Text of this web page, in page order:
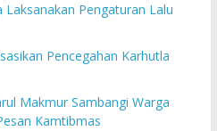
Pengaturan Lalu
Pencegahan Karhutla
Makmur Sambangi Warga
Kamtibmas